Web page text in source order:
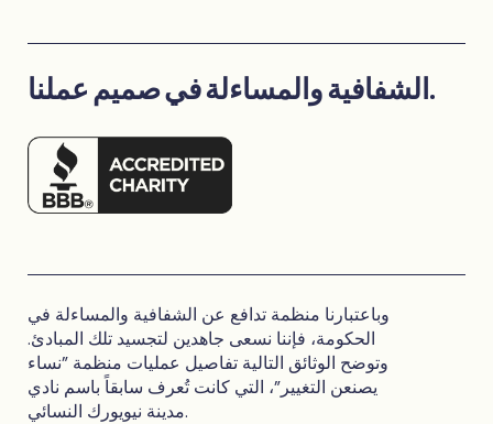
الشفافية والمساءلة في صميم عملنا.
وباعتبارنا منظمة تدافع عن الشفافية والمساءلة في
الحكومة، فإننا نسعى جاهدين لتجسيد تلك المبادئ.
وتوضح الوثائق التالية تفاصيل عمليات منظمة "نساء
يصنعن التغيير"، التي كانت تُعرف سابقاً باسم نادي
مدينة نيويورك النسائي.